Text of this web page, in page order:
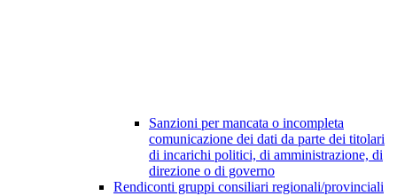
Sanzioni per mancata o incompleta
comunicazione dei dati da parte dei titolari
di incarichi politici, di amministrazione, di
direzione o di governo
Rendiconti gruppi consiliari regionali/provinciali